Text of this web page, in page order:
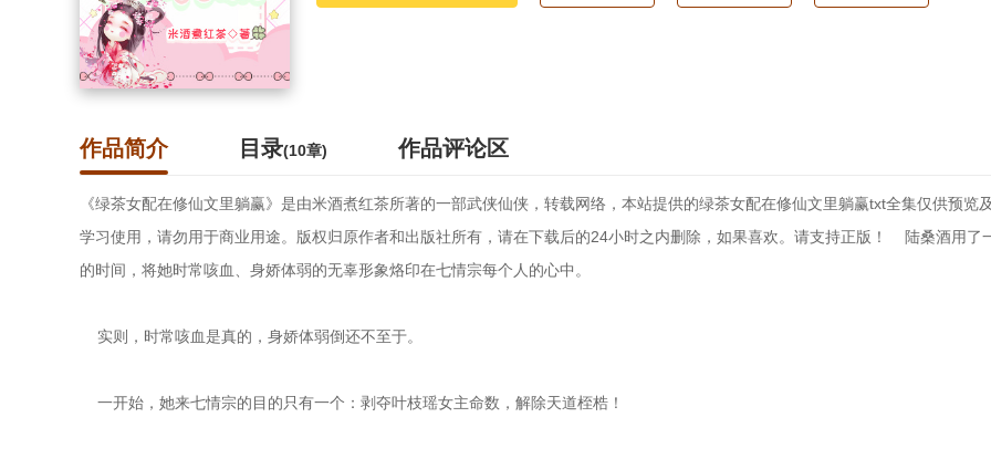
作品简介 目录(10章) 作品评论区
《绿茶女配在修仙文里躺赢》是由米酒煮红茶所著的一部武侠仙侠，转载网络，本站提供的绿茶女配在修仙文里躺赢txt全集仅供预览
学习使用，请勿用于商业用途。版权归原作者和出版社所有，请在下载后的24小时之内删除，如果喜欢。请支持正版！    陆桑酒用了
的时间，将她时常咳血、身娇体弱的无辜形象烙印在七情宗每个人的心中。
实则，时常咳血是真的，身娇体弱倒还不至于。
一开始，她来七情宗的目的只有一个：剥夺叶枝瑶女主命数，解除天道桎梏！